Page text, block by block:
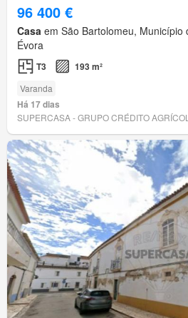
96 400 €
Casa em São Bartolomeu, Município
Évora
T3 193 m²
Varanda
Há 17 dias
SUPERCASA - GRUPO CRÉDITO